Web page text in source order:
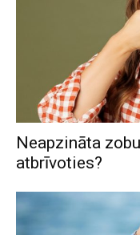
Neapzināta
atbrīvoties?